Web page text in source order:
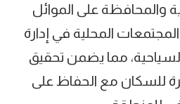
والمحافظة على الموائل
المحلية في إدارة
مما يضمن تحقيق
للسكان مع الحفاظ على